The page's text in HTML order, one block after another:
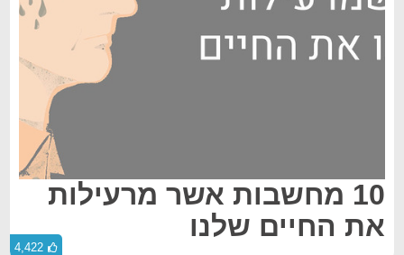
10 מחשבות אשר מרעילות
את החיים שלנו
4,422